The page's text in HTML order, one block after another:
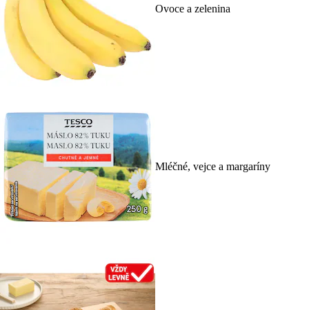
Ovoce a zelenina
Mléčné, vejce a margaríny